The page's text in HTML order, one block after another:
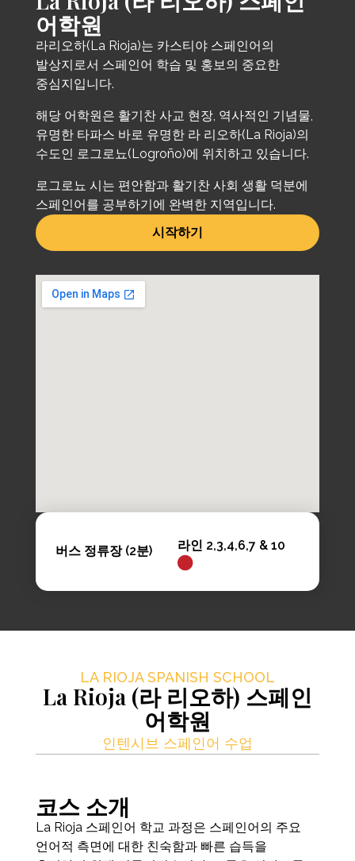
어학원
라리오하(La Rioja)는 카스티야 스페인어의
발상지로서 스페인어 학습 및 홍보의 중요한
중심지입니다.
해당 어학원은 활기찬 사교 현장, 역사적인 기념물,
유명한 타파스 바로 유명한 라 리오하(La Rioja)의
수도인 로그로뇨(Logroño)에 위치하고 있습니다.
로그로뇨 시는 편안함과 활기찬 사회 생활 덕분에
스페인어를 공부하기에 완벽한 지역입니다.
시작하기
버스 정류장 (2분) 라인 2,3,4,6,7 & 10
LA RIOJA SPANISH SCHOOL
La Rioja (라 리오하) 스페인
어학원
인텐시브 스페인어 수업
코스 소개
La Rioja 스페인어 학교 과정은 스페인어의 주요
언어적 측면에 대한 친숙함과 빠른 습득을